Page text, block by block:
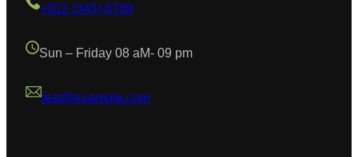
+012 (345) 6789
Sun – Friday 08 aM- 09 pm
test@example.com